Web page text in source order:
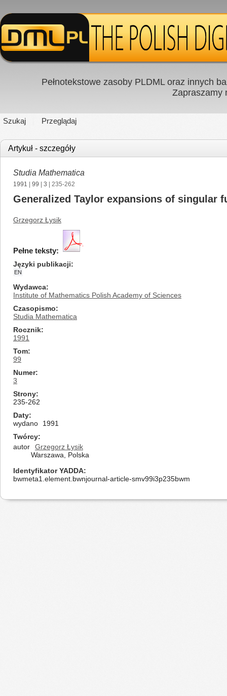
Pełnotekstowe zasoby PLDML oraz innych
Zapraszamy
Szukaj Przeglądaj
Artykuł - szczegóły
Studia Mathematica
1991 99 3 | 235-262
Generalized Taylor expansions of singular
Grzegorz Łysik
Pełne teksty:
Języki publikacji
EN
Wydawca
Institute of Mathematics Polish Academy of Sciences
Czasopismo
Studia Mathematica
Rocznik
1991
Tom
99
Numer
3
Strony
235-262
Daty
wydano
1991
Twórcy
autor
Grzegorz Łysik
Warszawa, Polska
Identyfikator YADDA
bwmeta1.element.bwnjournal-article-smv99i3p235bwm